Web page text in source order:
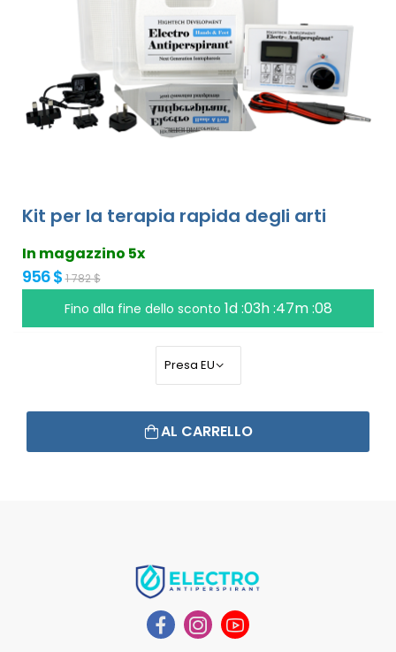
Kit per la terapia rapida degli arti
In magazzino 5x
956 $ 1 782 $
Fino alla fine dello sconto 1d :03h :47m :07
AL CARRELLO